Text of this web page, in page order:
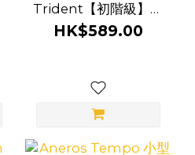
Trident【初階級】矽
膠 前列腺按摩器
HK$589.00